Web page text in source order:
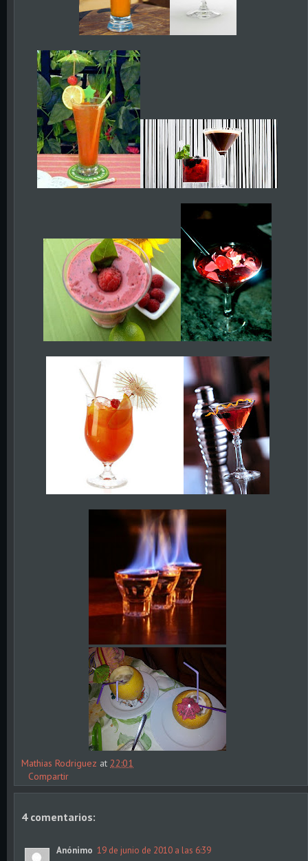
Mathias Rodriguez at 22:01
Compartir
4 comentarios:
Anónimo 19 de junio de 2010 a las 6:39